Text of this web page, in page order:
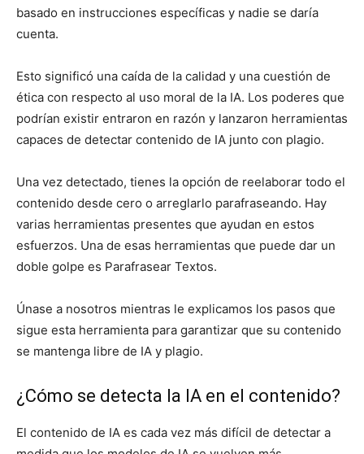
basado en instrucciones específicas y nadie se daría
cuenta.
Esto significó una caída de la calidad y una cuestión de
ética con respecto al uso moral de la IA. Los poderes que
podrían existir entraron en razón y lanzaron herramientas
capaces de detectar contenido de IA junto con plagio.
Una vez detectado, tienes la opción de reelaborar todo el
contenido desde cero o arreglarlo parafraseando. Hay
varias herramientas presentes que ayudan en estos
esfuerzos. Una de esas herramientas que puede dar un
doble golpe es Parafrasear Textos.
Únase a nosotros mientras le explicamos los pasos que
sigue esta herramienta para garantizar que su contenido
se mantenga libre de IA y plagio.
¿Cómo se detecta la IA en el contenido?
El contenido de IA es cada vez más difícil de detectar a